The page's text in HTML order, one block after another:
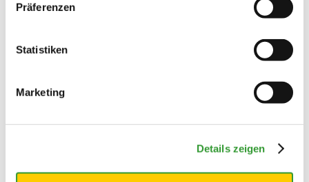
Präferenzen
Statistiken
Marketing
Details zeigen